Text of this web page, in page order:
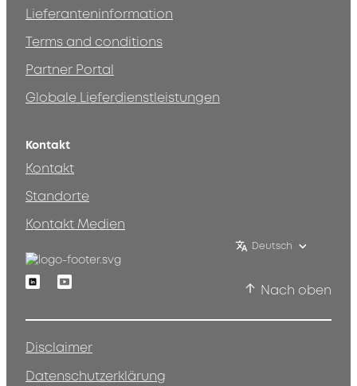
Lieferanteninformation
Terms and conditions
Partner Portal
Globale Lieferdienstleistungen
Kontakt
Kontakt
Standorte
Kontakt Medien
Deutsch
LinkedinYoutube
Nach oben
Disclaimer
Datenschutzerklärung